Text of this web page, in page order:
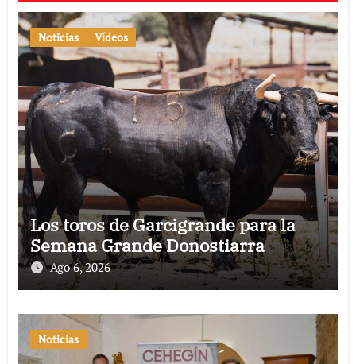
Noticias Vídeos
Los toros de Garcigrande para la
Semana Grande Donostiarra
Ago 6, 2026
Noticias